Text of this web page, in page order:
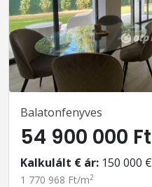
Balatonfenyves
54 900 000 Ft
Kalkulált € ár: 150 000 €
1 770 968 Ft/m2